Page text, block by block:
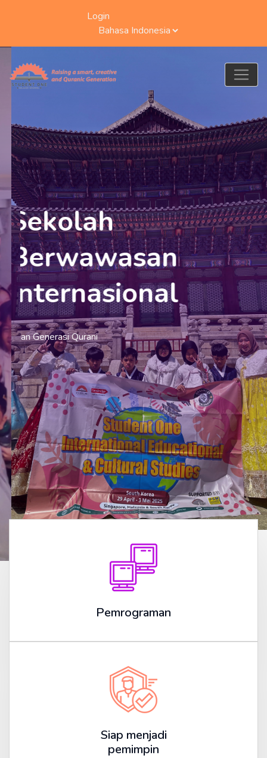
Login
Student One Islamic School
Sekolah
Berwawasan
Internasional
Sekolah Berwawasan Internasional ​​dan Generasi Qurani
Login SIMS
Pemrograman
Siap menjadi
pemimpin